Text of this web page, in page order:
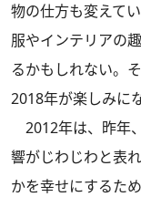
物の仕方も変えて
服やインテリアの
るかもしれない。
2018年が楽しみに
2012年は、昨年
響がじわじわと表
かを幸せにするた